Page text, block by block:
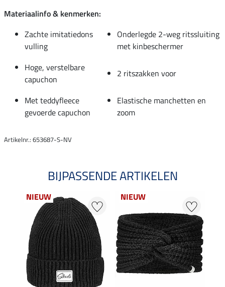
Materiaalinfo & kenmerken:
Zachte imitatiedons
vulling
Onderlegde 2-weg ritssluiting
met kinbeschermer
Hoge, verstelbare
capuchon
2 ritszakken voor
Met teddyfleece
gevoerde capuchon
Elastische manchetten en
zoom
Artikelnr.: 653687-S-NV
BIJPASSENDE ARTIKELEN
NIEUW NIEUW